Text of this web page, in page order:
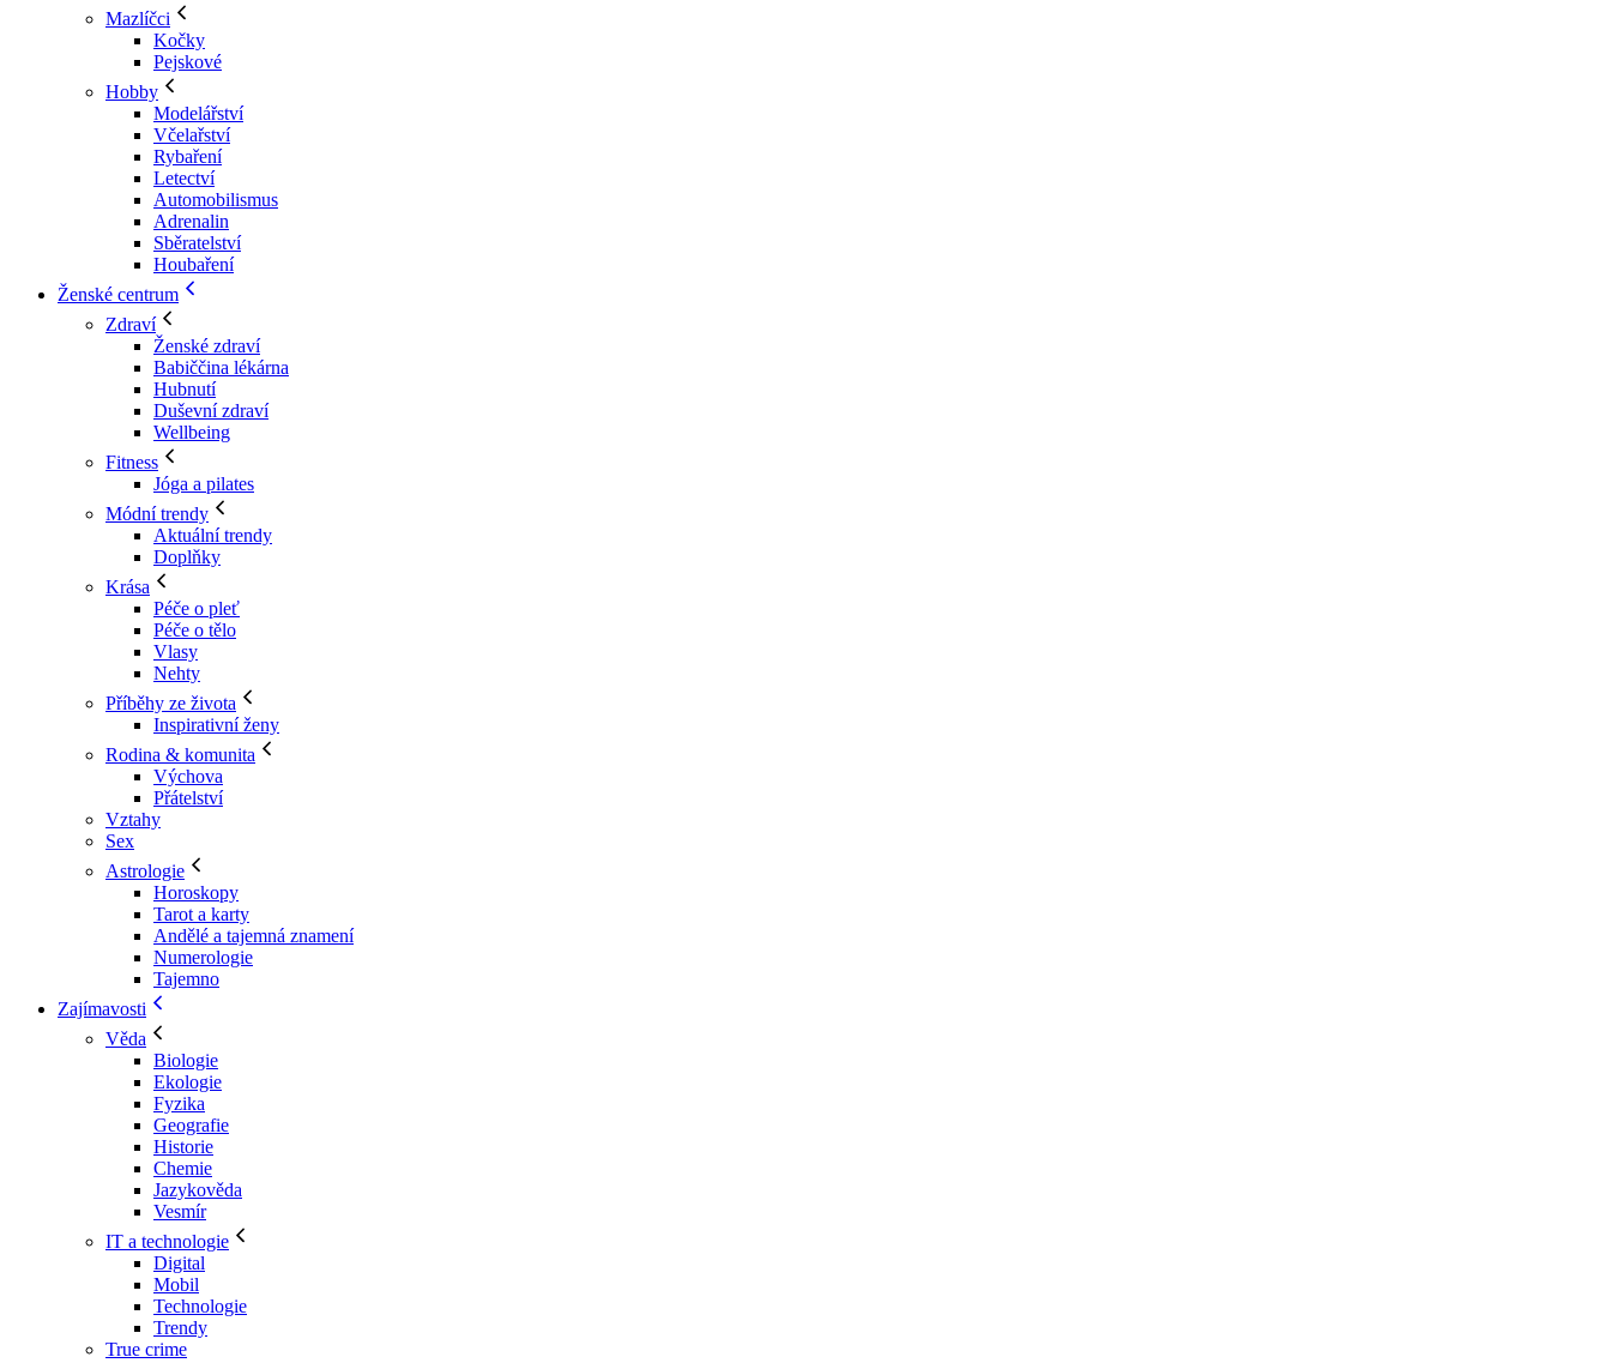
Mazlíčci
Kočky
Pejskové
Hobby
Modelářství
Včelařství
Rybaření
Letectví
Automobilismus
Adrenalin
Sběratelství
Houbaření
Ženské centrum
Zdraví
Ženské zdraví
Babiččina lékárna
Hubnutí
Duševní zdraví
Wellbeing
Fitness
Jóga a pilates
Módní trendy
Aktuální trendy
Doplňky
Krása
Péče o pleť
Péče o tělo
Vlasy
Nehty
Příběhy ze života
Inspirativní ženy
Rodina & komunita
Výchova
Přátelství
Vztahy
Sex
Astrologie
Horoskopy
Tarot a karty
Andělé a tajemná znamení
Numerologie
Tajemno
Zajímavosti
Věda
Biologie
Ekologie
Fyzika
Geografie
Historie
Chemie
Jazykověda
Vesmír
IT a technologie
Digital
Mobil
Technologie
Trendy
True crime